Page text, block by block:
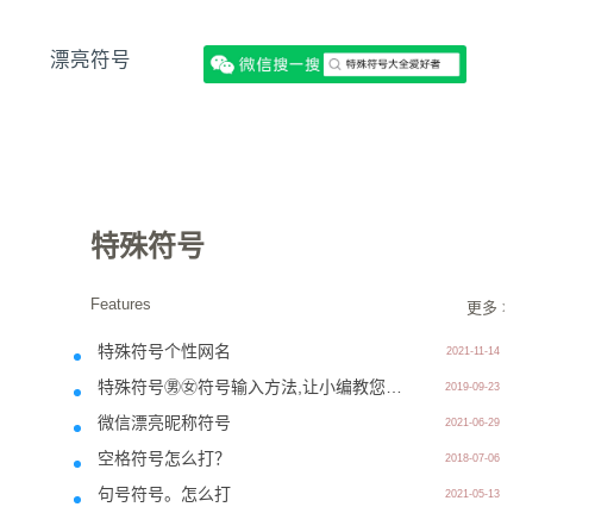
漂亮符号
特殊符号
Features 更多 >>
特殊符号个性网名 2021-11-14
2019-09-23
微信漂亮昵称符号 2021-06-29
空格符号怎么打？ 2018-07-06
句号符号。怎么打 2021-05-13